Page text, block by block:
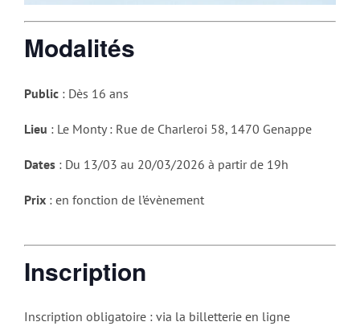
Modalités
Public : Dès 16 ans
Lieu : Le Monty : Rue de Charleroi 58, 1470 Genappe
Dates : Du 13/03 au 20/03/2026 à partir de 19h
Prix : en fonction de l’évènement
Inscription
Inscription obligatoire : via la billetterie en ligne